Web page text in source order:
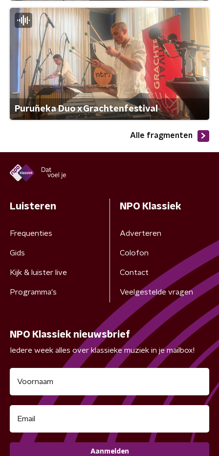
Puruñeka Duo x Grachtenfestival
Alle fragmenten
Luisteren
Frequenties
Gids
Kijk & luister live
Programma's
NPO Klassiek
Adverteren
Colofon
Contact
Veelgestelde vragen
NPO Klassiek nieuwsbrief
Iedere week alles over klassieke muziek in je mailbox!
Aanmelden